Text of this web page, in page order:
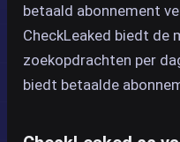
betaald abonnement
CheckLeaked biedt de
zoekopdrachten per
biedt betaalde